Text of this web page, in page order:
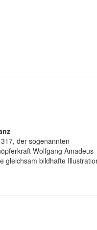
der sogenannten
Wolfgang Amadeus
gleichsam bildhafte